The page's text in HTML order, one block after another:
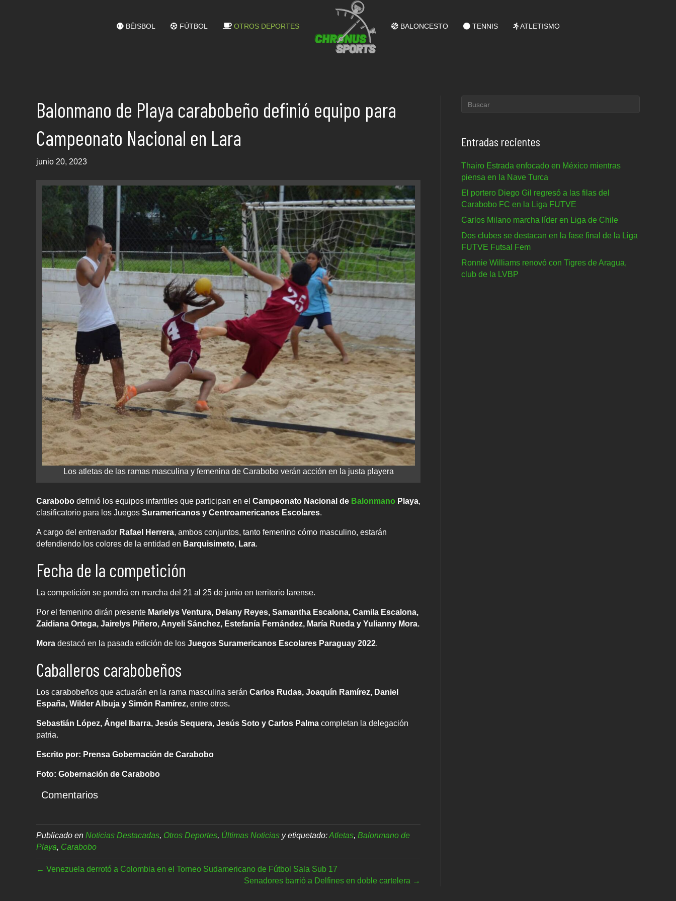
BÉISBOL FÚTBOL OTROS DEPORTES BALONCESTO TENNIS ATLETISMO
Balonmano de Playa carabobeño definió equipo para
Campeonato Nacional en Lara
junio 20, 2023
Los atletas de las ramas masculina y femenina de Carabobo verán acción en la justa playera
Carabobo definió los equipos infantiles que participan en el Campeonato Nacional de Balonmano Playa,
clasificatorio para los Juegos Suramericanos y Centroamericanos Escolares.
A cargo del entrenador Rafael Herrera, ambos conjuntos, tanto femenino cómo masculino, estarán
defendiendo los colores de la entidad en Barquisimeto, Lara.
Fecha de la competición
La competición se pondrá en marcha del 21 al 25 de junio en territorio larense.
Por el femenino dirán presente Marielys Ventura, Delany Reyes, Samantha Escalona, Camila Escalona,
Zaidiana Ortega, Jairelys Piñero, Anyeli Sánchez, Estefanía Fernández, María Rueda y Yulianny Mora.
Mora destacó en la pasada edición de los Juegos Suramericanos Escolares Paraguay 2022.
Caballeros carabobeños
Los carabobeños que actuarán en la rama masculina serán Carlos Rudas, Joaquín Ramírez, Daniel
España, Wilder Albuja y Simón Ramírez, entre otros.
Sebastián López, Ángel Ibarra, Jesús Sequera, Jesús Soto y Carlos Palma completan la delegación
patria.
Escrito por: Prensa Gobernación de Carabobo
Foto: Gobernación de Carabobo
Comentarios
Publicado en Noticias Destacadas, Otros Deportes, Últimas Noticias y etiquetado:Atletas, Balonmano de
Playa, Carabobo
← Venezuela derrotó a Colombia en el Torneo Sudamericano de Fútbol Sala Sub 17
Senadores barrió a Delfines en doble cartelera →
Entradas recientes
Thairo Estrada enfocado en México mientras
piensa en la Nave Turca
El portero Diego Gil regresó a las filas del
Carabobo FC en la Liga FUTVE
Carlos Milano marcha líder en Liga de Chile
Dos clubes se destacan en la fase final de la Liga
FUTVE Futsal Fem
Ronnie Williams renovó con Tigres de Aragua,
club de la LVBP